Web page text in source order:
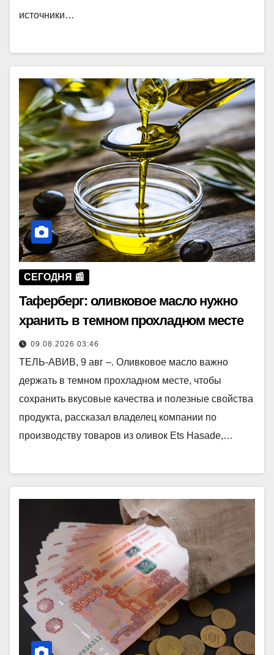
источники…
СЕГОДНЯ 📰
Таферберг: оливковое масло нужно
хранить в темном прохладном месте
09.08.2026 03:46
ТЕЛЬ-АВИВ, 9 авг –. Оливковое масло важно
держать в темном прохладном месте, чтобы
сохранить вкусовые качества и полезные свойства
продукта, рассказал владелец компании по
производству товаров из оливок Ets Hasade,…